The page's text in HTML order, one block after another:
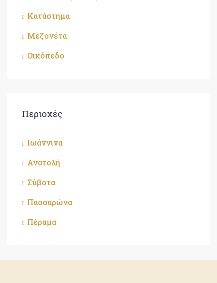
Κατάστημα
Μεζονέτα
Οικόπεδο
Περιοχές
Ιωάννινα
Ανατολή
Σύβοτα
Πασσαρώνα
Πέραμα